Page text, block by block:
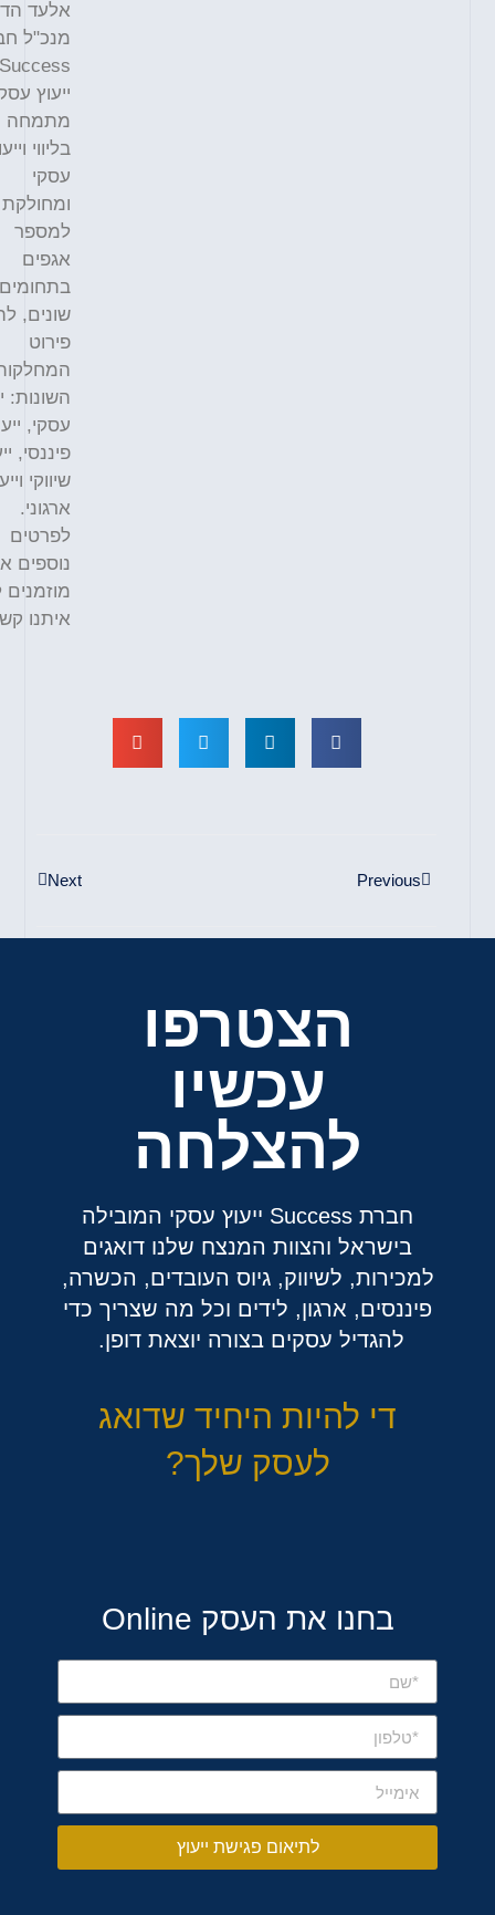
אלעד הדר
מנכ"ל חברת
Success
ייעוץ עסקי
מתמחה
בליווי וייעוץ
עסקי
ומחולקת
למספר
אגפים
בתחומים
שונים, להלן
פירוט
המחלקות
השונות: ייעוץ
עסקי, ייעוץ
פיננסי, ייעוץ
שיווקי וייעוץ
ארגוני.
לפרטים
נוספים אתם
מוזמנים לצור
איתנו קשר.
Previous
הצטרפו
עכשיו
להצלחה
חברת Success ייעוץ עסקי המובילה
בישראל והצוות המנצח שלנו דואגים
למכירות, לשיווק, גיוס העובדים, הכשרה,
פיננסים, ארגון, לידים וכל מה שצריך כדי
להגדיל עסקים בצורה יוצאת דופן.
די להיות היחיד שדואג
לעסק שלך?
בחנו את העסק Online
לתיאום פגישת ייעוץ